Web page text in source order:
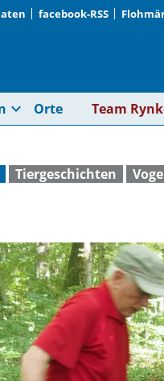
facebook-RSS
Tränke
expand_more Orte Team
Tiergeschichten